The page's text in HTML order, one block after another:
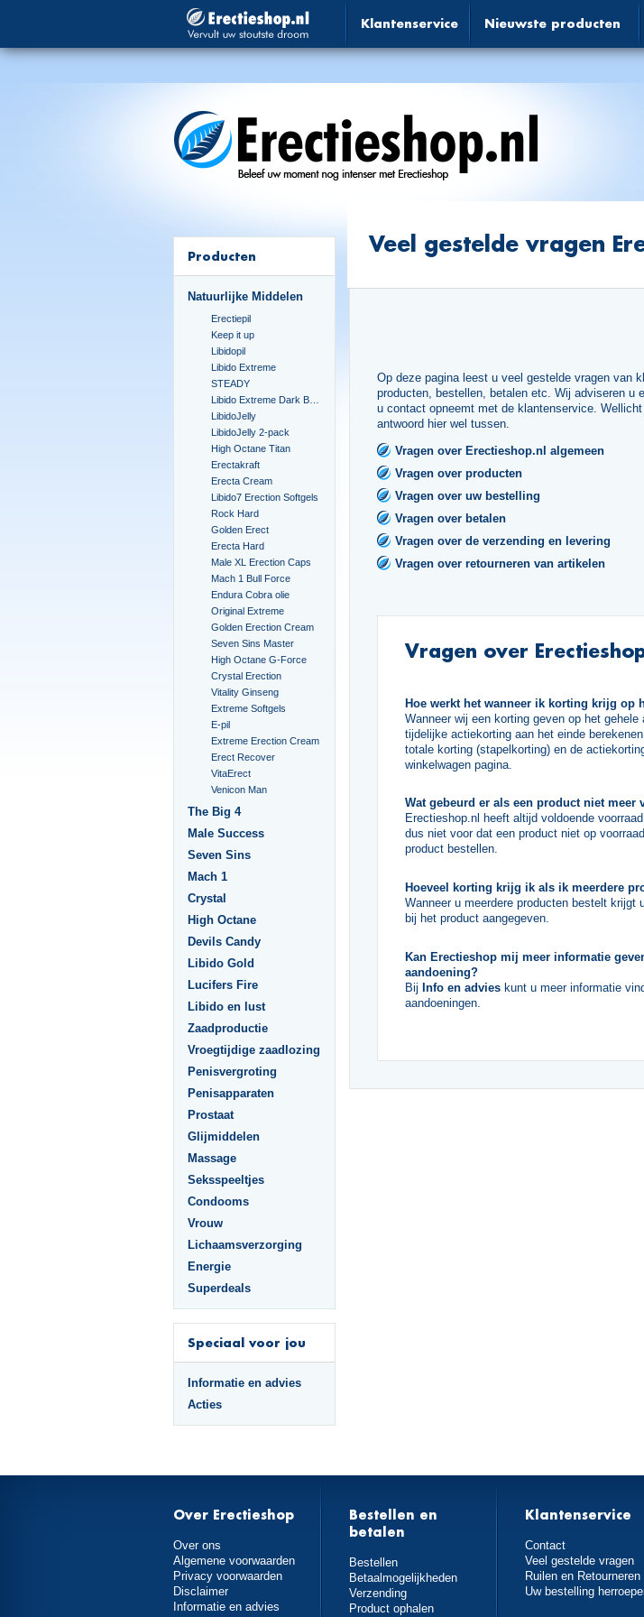
Klantenservice Nieuwste producten
Producten
Natuurlijke Middelen
Erectiepil
Keep it up
Libidopil
Libido Extreme
STEADY
LibidoJelly
LibidoJelly 2-pack
High Octane Titan
Erectakraft
Erecta Cream
Libido7 Erection Softgels
Rock Hard
Golden Erect
Erecta Hard
Male XL Erection Caps
Mach 1 Bull Force
Endura Cobra olie
Original Extreme
Golden Erection Cream
Seven Sins Master
High Octane G-Force
Crystal Erection
Vitality Ginseng
Extreme Softgels
E-pil
Extreme Erection Cream
Erect Recover
VitaErect
Venicon Man
The Big 4
Male Success
Seven Sins
Mach 1
Crystal
High Octane
Devils Candy
Libido Gold
Lucifers Fire
Libido en lust
Zaadproductie
Vroegtijdige zaadlozing
Penisvergroting
Penisapparaten
Prostaat
Glijmiddelen
Massage
Seksspeeltjes
Condooms
Vrouw
Lichaamsverzorging
Energie
Superdeals
Speciaal voor jou
Informatie en advies
Acties
Veel gestelde vragen
Op deze pagina leest u veel gestelde vragen van
producten, bestellen, betalen etc. Wij adviseren u
u contact opneemt met de klantenservice.
antwoord hier wel tussen.
Vragen over Erectieshop.nl algemeen
Vragen over producten
Vragen over uw bestelling
Vragen over betalen
Vragen over de verzending en levering
Vragen over retourneren van artikelen
Vragen over
Hoe werkt het wanneer ik korting krijg op
Wanneer wij een korting geven op het
tijdelijke actiekorting aan het einde
totale korting (stapelkorting) en de
winkelwagen pagina.
Wat gebeurd er als een product niet meer
Erectieshop.nl heeft altijd voldoende
dus niet voor dat een product niet op
product bestellen.
Hoeveel korting krijg ik als ik meerdere
Wanneer u meerdere producten bestelt krijgt
bij het product aangegeven.
Kan Erectieshop mij meer informatie
aandoening?
Bij Info en advies kunt u meer informatie
aandoeningen.
Over Erectieshop
Over ons
Algemene voorwaarden
Privacy voorwaarden
Disclaimer
Informatie en advies
Bestellen en
betalen
Bestellen
Betaalmogelijkheden
Verzending
Product ophalen
Klantenservice
Contact
Veel gestelde vragen
Ruilen en Retourneren
Uw bestelling